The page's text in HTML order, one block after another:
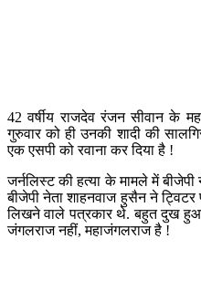
42 वर्षीय राजदेव रंजन सीवान के
गुरुवार को ही उनकी शादी की
एक एसपी को रवाना कर दिया है !
जर्नलिस्ट की हत्या के मामले में
बीजेपी नेता शाहनवाज हुसैन ने ट्विटर
लिखने वाले पत्रकार थे. बहुत दुख
जंगलराज नहीं, महाजंगलराज है !